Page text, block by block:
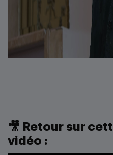
🎥 Retour sur
vidéo :